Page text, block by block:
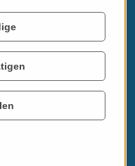
Die besten Zeiten
am Reiseplan"